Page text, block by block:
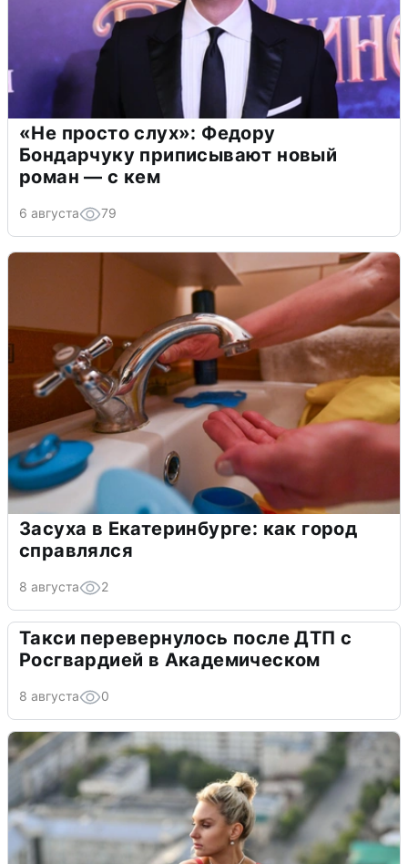
«Не просто слух»: Федору
Бондарчуку приписывают новый
роман — с кем
6 августа 79
Засуха в Екатеринбурге: как город
справлялся
8 августа 2
Такси перевернулось после ДТП с
Росгвардией в Академическом
8 августа 0